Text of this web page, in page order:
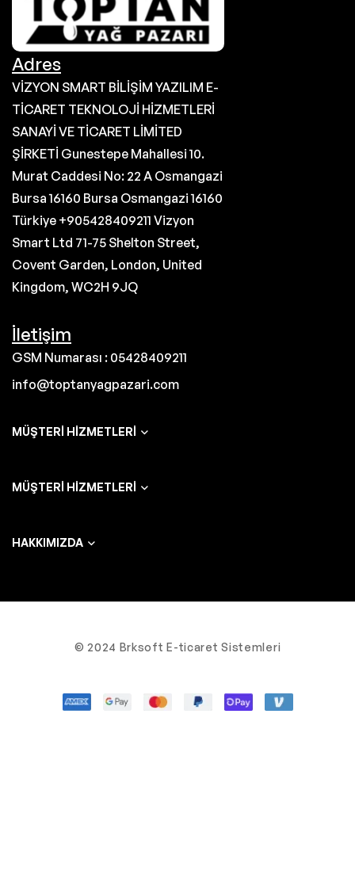
Adres
VİZYON SMART BİLİŞİM YAZILIM E-
TİCARET TEKNOLOJİ HİZMETLERİ
SANAYİ VE TİCARET LİMİTED
ŞİRKETİ Gunestepe Mahallesi 10.
Murat Caddesi No: 22 A Osmangazi
Bursa 16160 Bursa Osmangazi 16160
Türkiye +905428409211 Vizyon
Smart Ltd 71-75 Shelton Street,
Covent Garden, London, United
Kingdom, WC2H 9JQ
İletişim
GSM Numarası : 05428409211
info@toptanyagpazari.com
MÜŞTERI HIZMETLERI
MÜŞTERI HIZMETLERI
HAKKIMIZDA
© 2024 Brksoft E-ticaret Sistemleri